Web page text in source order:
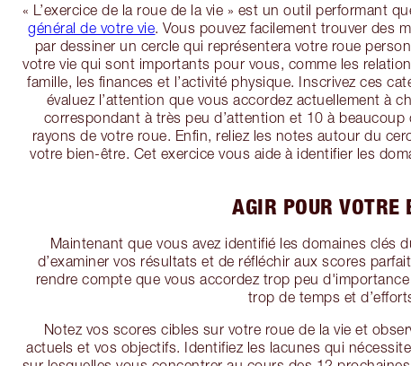
« L’exercice de la roue de la vie » est un outil performant
général de votre vie. Vous pouvez facilement trouver des
par dessiner un cercle qui représentera votre roue
votre vie qui sont importants pour vous, comme les
famille, les finances et l’activité physique. Inscrivez ces
évaluez l’attention que vous accordez actuellement à
correspondant à très peu d’attention et 10 à
rayons de votre roue. Enfin, reliez les notes autour du
votre bien-être. Cet exercice vous aide à identifier les
AGIR POUR VOTRE
Maintenant que vous avez identifié les domaines clés
d’examiner vos résultats et de réfléchir aux scores
rendre compte que vous accordez trop peu
trop de temps et
Notez vos scores cibles sur votre roue de la vie et
actuels et vos objectifs. Identifiez les lacunes qui